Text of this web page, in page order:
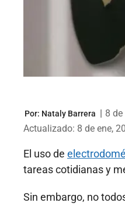
Por: Nataly Barrera | 8 de
Actualizado: 8 de ene,
El uso de
tareas cotidianas y
Sin embargo, no